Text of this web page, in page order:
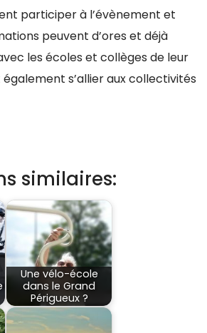
participer à l’évènement et
peuvent d’ores et déjà
les écoles et collèges de leur
s’allier aux collectivités
similaires:
Une vélo-école
dans le Grand
Périgueux ?